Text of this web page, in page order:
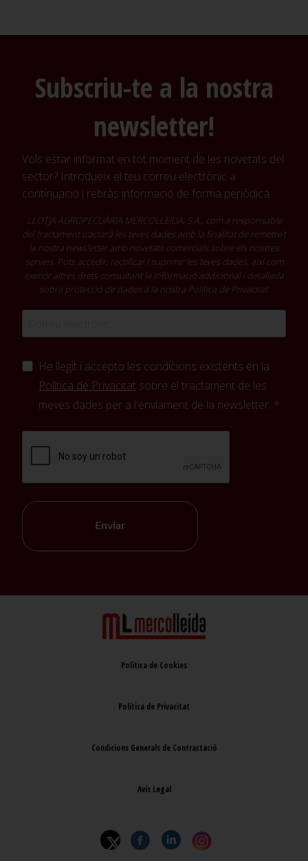
Subscriu-te a la nostra
newsletter!
Vols estar informat en tot moment de les novetats del
sector? Introdueix el teu correu electrònic a
continuació i rebràs informació de forma periòdica
LLOTJA AGROPECUÀRIA MERCOLLEIDA, S.A., com a responsable
del tractament tractarà les teves dades amb la finalitat de remetre't
la nostra newsletter amb novetats comercials sobre els nostres
serveis. Pots accedir, rectificar i suprimir les teves dades, així com
exercir altres drets consultant la informació addicional i detallada
sobre protecció de dades a la nostra Política de Privacitat.
He llegit i accepto les condicions existents en la
Política de Privacitat sobre el tractament de les
meves dades per a l'enviament de la newsletter.
Enviar
Política de Cookies
Política de Privacitat
Condicions Generals de Contractació
Avís Legal